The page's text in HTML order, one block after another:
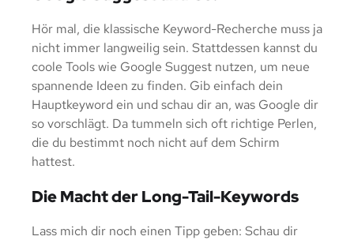
Hör mal, die klassische Keyword-Recherche muss ja
nicht immer langweilig sein. Stattdessen kannst du
coole Tools wie Google Suggest nutzen, um neue
spannende Ideen zu finden. Gib einfach dein
Hauptkeyword ein und schau dir an, was Google dir
so vorschlägt. Da tummeln sich oft richtige Perlen,
die du bestimmt noch nicht auf dem Schirm
hattest.
Die Macht der Long-Tail-Keywords
Lass mich dir noch einen Tipp geben: Schau dir